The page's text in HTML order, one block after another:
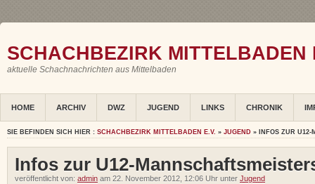
SCHACHBEZIRK MITTELBADEN
aktuelle Schachnachrichten aus Mittelbaden
HOME ARCHIV DWZ JUGEND LINKS CHRONIK
SIE BEFINDEN SICH HIER : SCHACHBEZIRK MITTELBADEN E.V. » JUGEND » INFOS ZUR U12-
Infos zur U12-
veröffentlicht von: admin am 22. November 2012, 12:06 Uhr unter Jugend